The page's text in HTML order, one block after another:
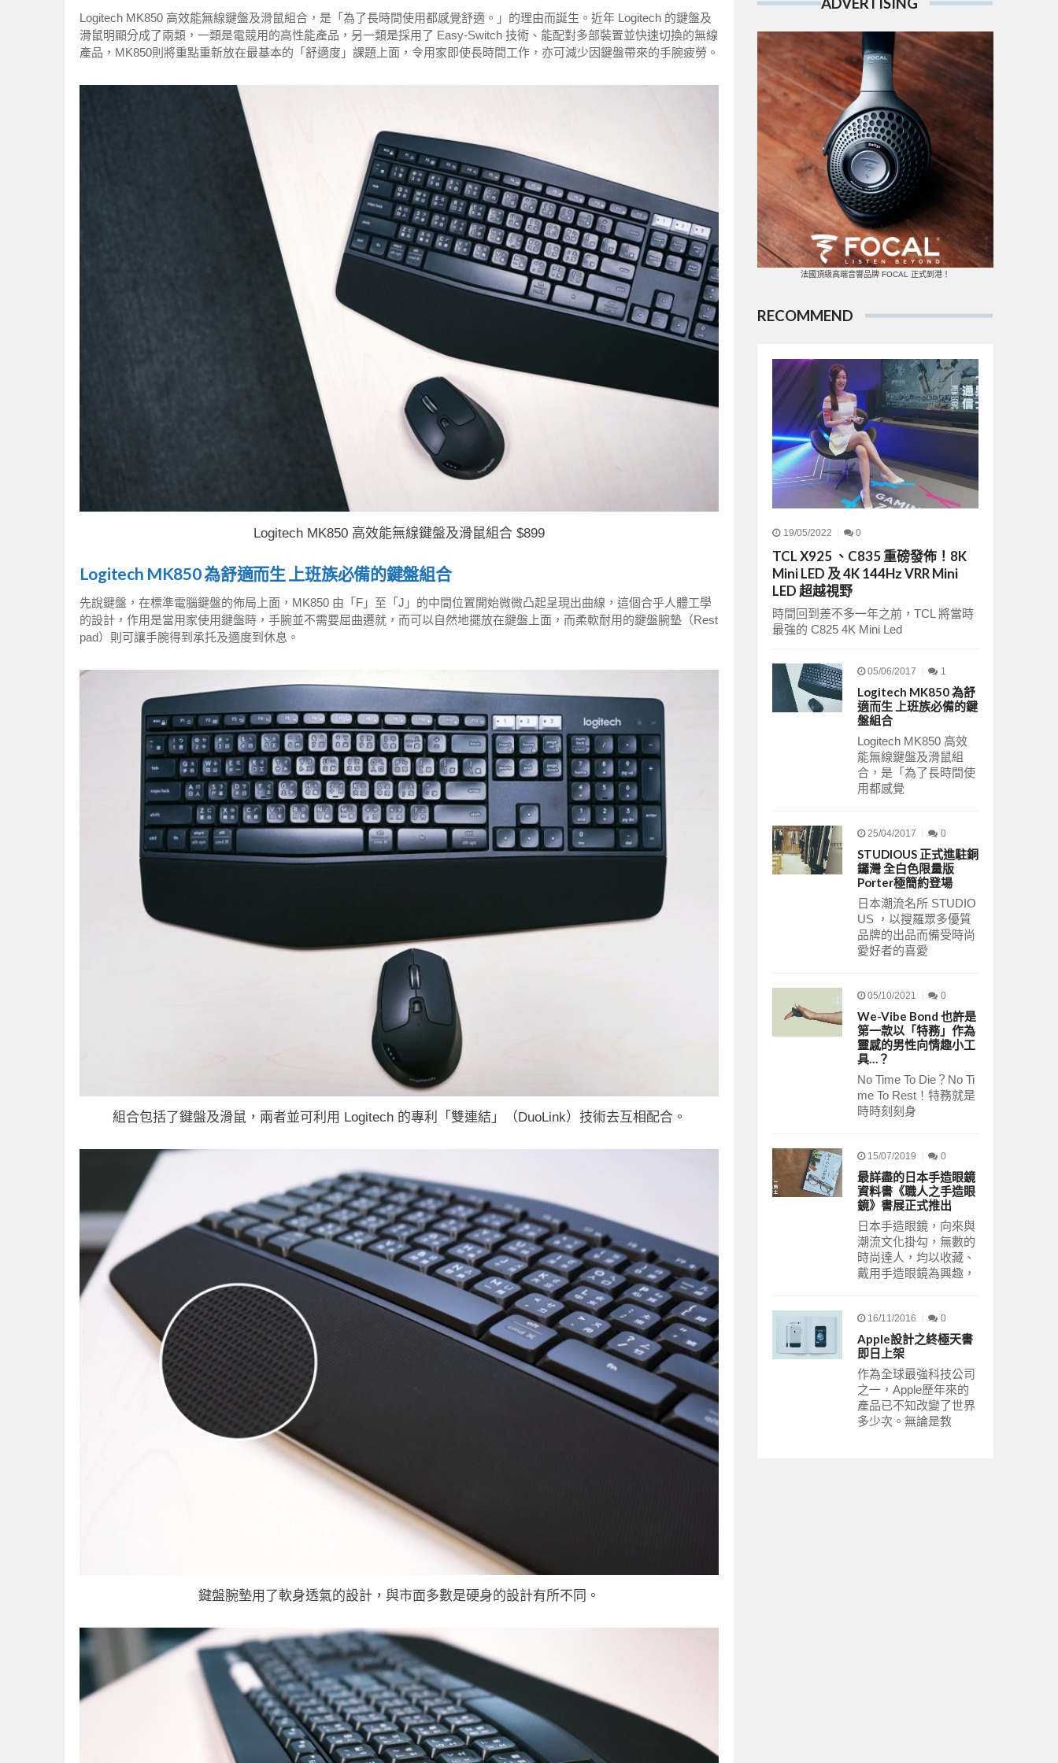
Logitech MK850 高效能無線鍵盤及滑鼠組合，是「為了長時間使用都感覺舒適。」的理由而誕生。近年 Logitech 的鍵盤及
滑鼠明顯分成了兩類，一類是電競用的高性能產品，另一類是採用了 Easy-Switch 技術、能配對多部裝置並快速切換的無線
產品，MK850則將重點重新放在最基本的「舒適度」課題上面，令用家即使長時間工作，亦可減少因鍵盤帶來的手腕疲勞。
Logitech MK850 高效能無線鍵盤及滑鼠組合 $899
Logitech MK850 為舒適而生 上班族必備的鍵盤組合
先說鍵盤，在標準電腦鍵盤的佈局上面，MK850 由「F」至「J」的中間位置開始微微凸起呈現出曲線，這個合乎人體工學
的設計，作用是當用家使用鍵盤時，手腕並不需要屈曲遷就，而可以自然地擺放在鍵盤上面，而柔軟耐用的鍵盤腕墊（Rest
pad）則可讓手腕得到承托及適度到休息。
組合包括了鍵盤及滑鼠，兩者並可利用 Logitech 的專利「雙連結」（DuoLink）技術去互相配合。
鍵盤腕墊用了軟身透氣的設計，與市面多數是硬身的設計有所不同。
法國頂級高端音響品牌 FOCAL 正式到港！
RECOMMEND
19/05/2022 0
TCL X925 、C835 重磅發佈！8K
Mini LED 及 4K 144Hz VRR Mini
LED 超越視野
時間回到差不多一年之前，TCL 將當時
最強的 C825 4K Mini Led
05/06/2017 1
Logitech MK850 為舒
適而生 上班族必備的鍵
盤組合
Logitech MK850 高效
能無線鍵盤及滑鼠組
合，是「為了長時間使
用都感覺
25/04/2017 0
STUDIOUS 正式進駐銅
鑼灣 全白色限量版
Porter極簡約登場
日本潮流名所 STUDIO
US ，以搜羅眾多優質
品牌的出品而備受時尚
愛好者的喜愛
05/10/2021 0
We-Vibe Bond 也許是
第一款以「特務」作為
靈感的男性向情趣小工
具…？
No Time To Die？No Ti
me To Rest！特務就是
時時刻刻身
15/07/2019 0
最詳盡的日本手造眼鏡
資料書《職人之手造眼
鏡》書展正式推出
日本手造眼鏡，向來與
潮流文化掛勾，無數的
時尚達人，均以收藏、
戴用手造眼鏡為興趣，
16/11/2016 0
Apple設計之終極天書
即日上架
作為全球最強科技公司
之一，Apple歷年來的
產品已不知改變了世界
多少次。無論是教